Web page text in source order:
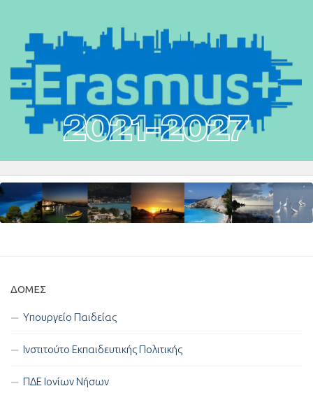
ΔΟΜΈΣ
Υπουργείο Παιδείας
Ινστιτούτο Εκπαιδευτικής Πολιτικής
ΠΔΕ Ιονίων Νήσων